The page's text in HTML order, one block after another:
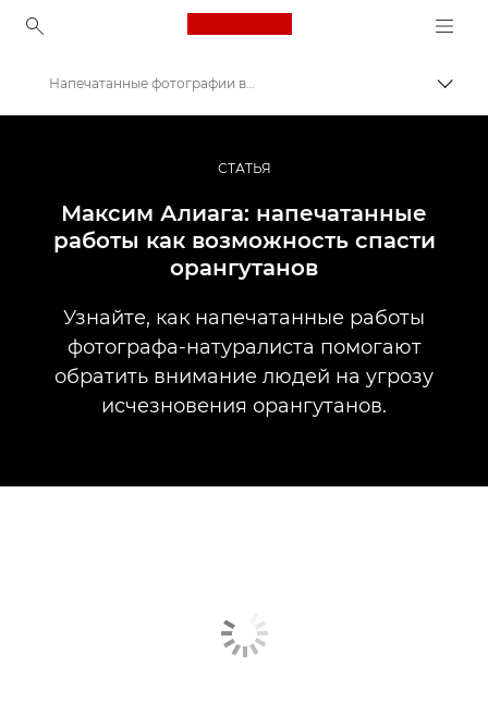
Canon Logo, back to
Профессиональная фото- и видеосъемка
Истории
Напечатанные фотографии в поддержку сохранения видов
СТАТЬЯ
Максим Алиага: напечатанные
работы как возможность спасти
орангутанов
Узнайте, как напечатанные работы
фотографа-натуралиста помогают
обратить внимание людей на угрозу
исчезновения орангутанов.